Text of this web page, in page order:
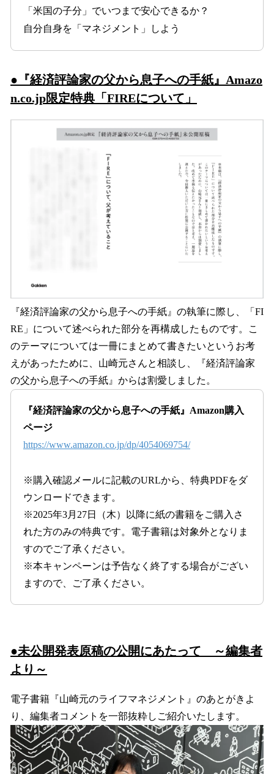
「米国の子分」でいつまで安心できるか？
自分自身を「マネジメント」しよう
● 『経済評論家の父から息子への手紙』Amazo
n.co.jp限定特典 「FIREについて」
『経済評論家の父から息子への手紙』の執筆に際し、「FI
RE」について述べられた部分を再構成したものです。こ
のテーマについては一冊にまとめて書きたいというお考
えがあったために、山崎元さんと相談し、『経済評論家
の父から息子への手紙』からは割愛しました。
『経済評論家の父から息子への手紙』Amazon購入
ページ
https://www.amazon.co.jp/dp/4054069754/
※購入確認メールに記載のURLから、特典PDFをダ
ウンロードできます。
※2025年3月27日（木）以降に紙の書籍をご購入さ
れた方のみの特典です。電子書籍は対象外となりま
すのでご了承ください。
※本キャンペーンは予告なく終了する場合がござい
ますので、ご了承ください。
●未公開発表原稿の公開にあたって ～編集者
より～
電子書籍『山崎元のライフマネジメント』のあとがきよ
り、編集者コメントを一部抜粋しご紹介いたします。